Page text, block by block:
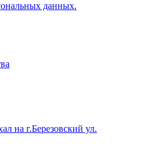
данных.
на г.Березовский ул.